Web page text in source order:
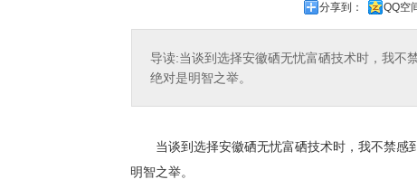
分享到： QQ空
导读:当谈到选择安徽硒无忧富硒技术时，我不
绝对是明智之举。
当谈到选择安徽硒无忧富硒技术时，我不禁感
明智之举。